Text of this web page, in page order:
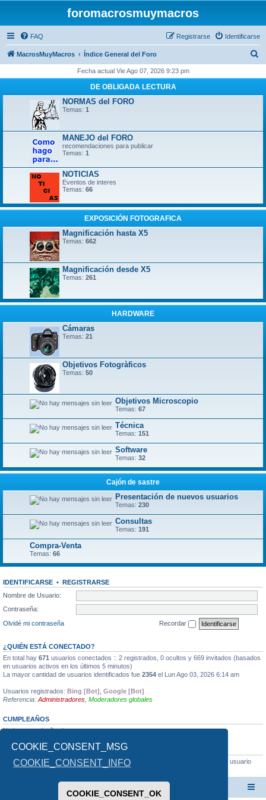
COOKIE_CONSENT_MSG
COOKIE_CONSENT_INFO
COOKIE_CONSENT_OK
foromacrosmuymacros
FAQ Identificarse
Registrarse
MacrosMuyMacros Índice General del Foro
c
Fecha actual Vie Ago 07, 2026 9:23 pm
DE OBLIGADA LECTURA
NORMAS del FORO
Temas: 1
MANEJO del FORO
recomendaciones para publicar
Temas: 1
NOTICIAS
Eventos de interes
Temas: 66
EXPOSICIÓN FOTOGRAFICA
Magnificación hasta X5
Temas: 662
Magnificación desde X5
Temas: 261
HARDWARE
Cámaras
Temas: 21
Objetivos Fotogràficos
Temas: 50
Objetivos Microscopio
Temas: 67
Técnica
Temas: 151
Software
Temas: 32
Cajón de sastre
Presentación de nuevos usuarios
Temas: 230
Consultas
Temas: 191
Compra-Venta
Temas: 66
IDENTIFICARSE • REGISTRARSE
Nombre de Usuario:
Contraseña:
Olvidé mi contraseña
Recordar
¿QUIÉN ESTÁ CONECTADO?
En total hay 671 usuarios conectados :: 2 registrados, 0 ocultos y 669 invitados (basados
en usuarios activos en los últimos 5 minutos)
La mayor cantidad de usuarios identificados fue 2354 el Lun Ago 03, 2026 6:14 am
Usuarios registrados: Bing [Bot] Google [Bot]
Referencia: Administradores Moderadores globales
CUMPLEAÑOS
No hay cumpleaños hoy.
ESTADÍSTICAS
Mensajes totales
13352• Temas totales1393
• Nuestro usuario
más reciente escraqdi